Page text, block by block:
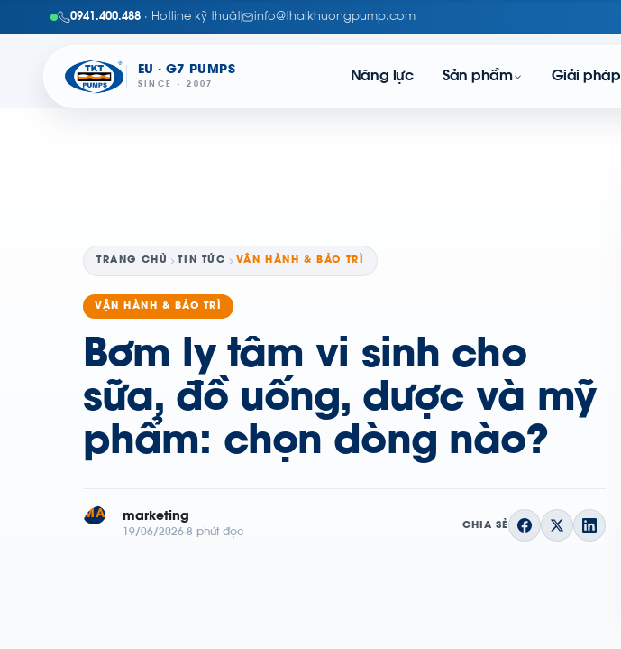
0941.400.488 · Hotline kỹ thuật info@thaikhuongpump.com
EU · G7 PUMPS
SINCE · 2007
Năng lực Sản phẩm Giải pháp
TRANG CHỦ TIN TỨC VẬN HÀNH & BẢO TRÌ
VẬN HÀNH & BẢO TRÌ
Bơm ly tâm vi sinh cho
sữa, đồ uống, dược và mỹ
phẩm: chọn dòng nào?
MA marketing
19/06/2026 8 phút đọc
CHIA SẺ